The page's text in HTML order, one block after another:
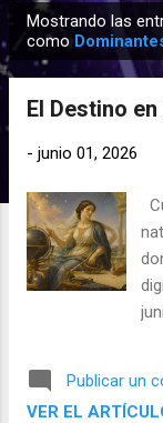
n
Mostrando las
como
El Destino
- junio 01, 2026
Publicar un
VER EL